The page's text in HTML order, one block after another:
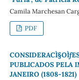
Camila Marchesan
PDF
PUBLICADOS PELA
JANEIRO (1808-1821)